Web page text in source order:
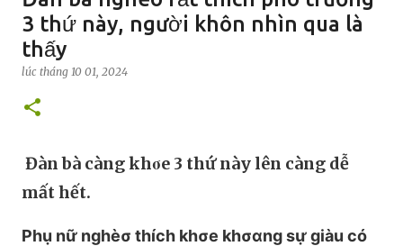
3 thứ này, người khôn nhìn qua là
thấy
lúc tháng 10 01, 2024
Đàn bà càng khσe 3 thứ này lên càng dễ
mất hết.
Phụ nữ nghèσ thích khσe khσαng sự giàu có